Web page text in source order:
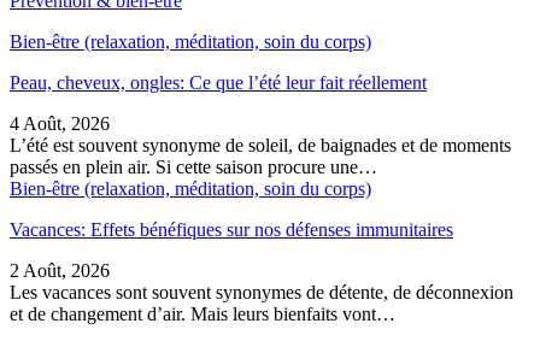
Bien-être (relaxation, méditation, soin du corps)
Peau, cheveux, ongles: Ce que l’été leur fait réellement
4 Août, 2026
L’été est souvent synonyme de soleil, de baignades et de moments
passés en plein air. Si cette saison procure une…
Bien-être (relaxation, méditation, soin du corps)
Vacances: Effets bénéfiques sur nos défenses immunitaires
2 Août, 2026
Les vacances sont souvent synonymes de détente, de déconnexion
et de changement d’air. Mais leurs bienfaits vont…